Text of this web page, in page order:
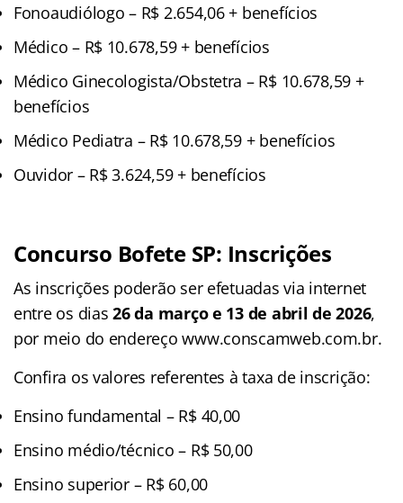
Fonoaudiólogo – R$ 2.654,06 + benefícios
Médico – R$ 10.678,59 + benefícios
Médico Ginecologista/Obstetra – R$ 10.678,59 +
benefícios
Médico Pediatra – R$ 10.678,59 + benefícios
Ouvidor – R$ 3.624,59 + benefícios
Concurso Bofete SP: Inscrições
As inscrições poderão ser efetuadas via internet
entre os dias 26 da março e 13 de abril de 2026,
por meio do endereço www.conscamweb.com.br.
Confira os valores referentes à taxa de inscrição:
Ensino fundamental – R$ 40,00
Ensino médio/técnico – R$ 50,00
Ensino superior – R$ 60,00